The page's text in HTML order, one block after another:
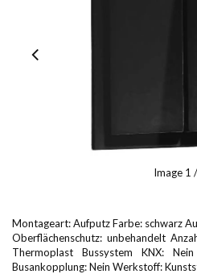
Image 1
Montageart: Aufputz Farbe: schwarz
Oberflächenschutz: unbehandelt
Thermoplast Bussystem KNX:
Busankopplung: Nein Werkstoff: